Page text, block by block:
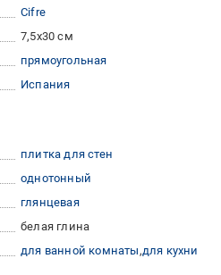
Cifre
7,5x30 см
прямоугольная
Испания
плитка для стен
однотонный
глянцевая
белая глина
для ванной комнаты для кухни